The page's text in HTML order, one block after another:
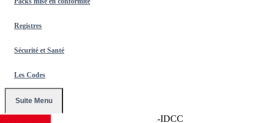
Registres
Sécurité et Santé
Les Codes
Suite Menu
Conventions Collectives 2101-IDCC